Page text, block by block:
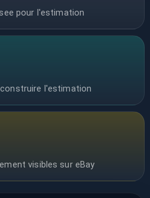
pour l'estimation
l'estimation
visibles sur eBay